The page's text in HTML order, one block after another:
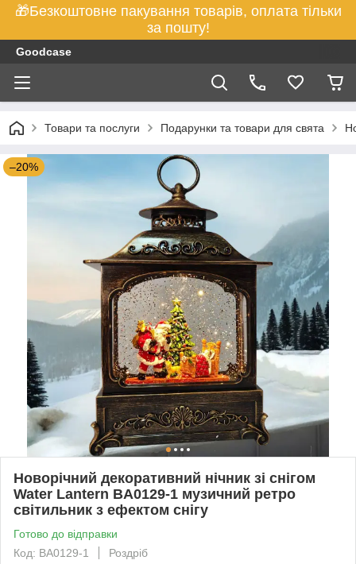
🎁Безкоштовне пакування товарів, оплата тільки
за пошту!
Goodcase
Товари та послуги Подарунки та товари для свята
–20%
Новорічний декоративний нічник зі снігом
Water Lantern BA0129-1 музичний ретро
світильник з ефектом снігу
Готово до відправки
Код: BA0129-1
Роздріб